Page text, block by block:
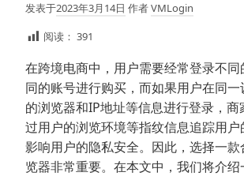
发表于2023年3月14日 作者VMLogin
阅读： 391
在跨境电商中，用户需要经常登录不
同的账号进行购买，而如果用户在同
的浏览器和IP地址等信息进行登录，商
过用户的浏览环境等指纹信息追踪用户
影响用户的隐私安全。因此，选择一
览器非常重要。在本文中，我们将介绍